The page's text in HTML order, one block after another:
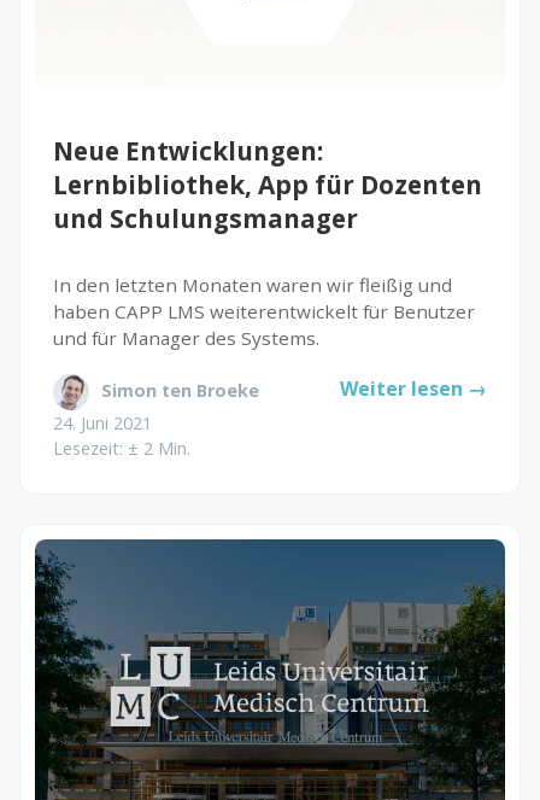
Neue Entwicklungen:
Lernbibliothek, App für Dozenten
und Schulungsmanager
In den letzten Monaten waren wir fleißig und
haben CAPP LMS weiterentwickelt für Benutzer
und für Manager des Systems.
Simon ten Broeke
24. Juni 2021
Lesezeit: ± 2 Min.
Weiter lesen →